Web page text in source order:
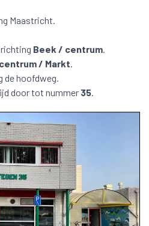
Maastricht.
Beek / centrum.
centrum / Markt.
de hoofdweg.
door tot nummer 35.